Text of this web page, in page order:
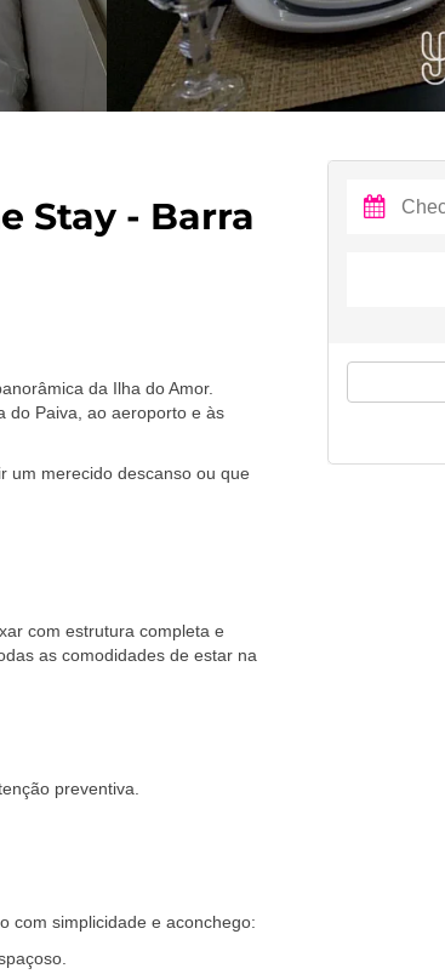
Stay - Barra
da Ilha do Amor.
do Paiva, ao aeroporto e às
um merecido descanso ou que
com estrutura completa e
as comodidades de estar na
preventiva.
com simplicidade e aconchego: